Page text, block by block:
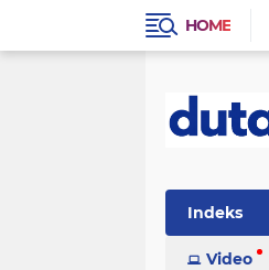
HOME
Indeks
Video